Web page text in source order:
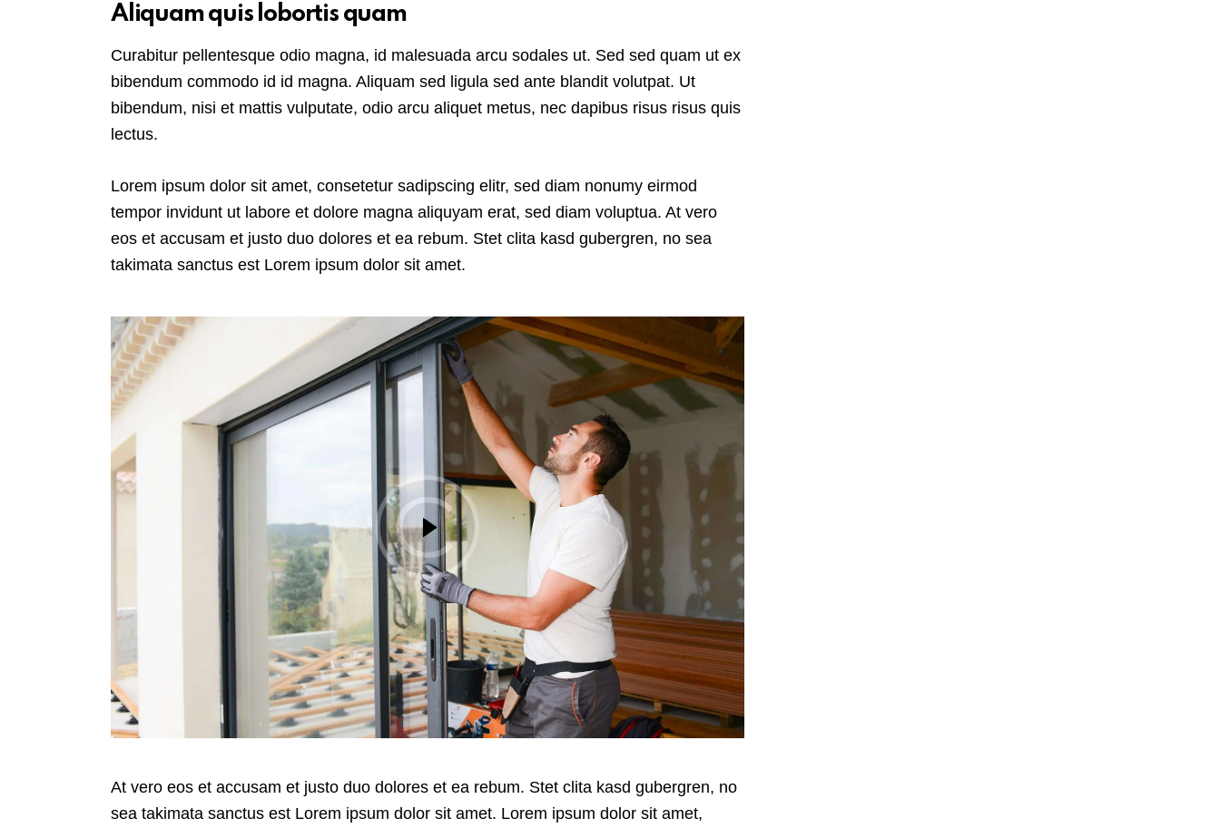
Aliquam quis lobortis quam
Curabitur pellentesque odio magna, id malesuada arcu sodales ut. Sed sed quam ut ex
bibendum commodo id id magna. Aliquam sed ligula sed ante blandit volutpat. Ut
bibendum, nisi et mattis vulputate, odio arcu aliquet metus, nec dapibus risus risus quis
lectus.
Lorem ipsum dolor sit amet, consetetur sadipscing elitr, sed diam nonumy eirmod
tempor invidunt ut labore et dolore magna aliquyam erat, sed diam voluptua. At vero
eos et accusam et justo duo dolores et ea rebum. Stet clita kasd gubergren, no sea
takimata sanctus est Lorem ipsum dolor sit amet.
At vero eos et accusam et justo duo dolores et ea rebum. Stet clita kasd gubergren, no
sea takimata sanctus est Lorem ipsum dolor sit amet. Lorem ipsum dolor sit amet,